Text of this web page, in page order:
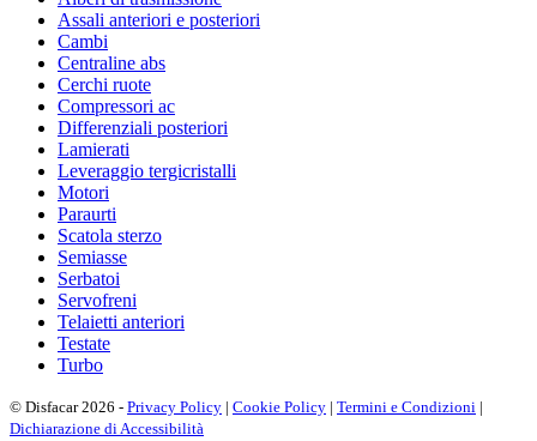
Assali anteriori e posteriori
Cambi
Centraline abs
Cerchi ruote
Compressori ac
Differenziali posteriori
Lamierati
Leveraggio tergicristalli
Motori
Paraurti
Scatola sterzo
Semiasse
Serbatoi
Servofreni
Telaietti anteriori
Testate
Turbo
© Disfacar 2026 - Privacy Policy | Cookie Policy | Termini e Condizioni |
Dichiarazione di Accessibilità